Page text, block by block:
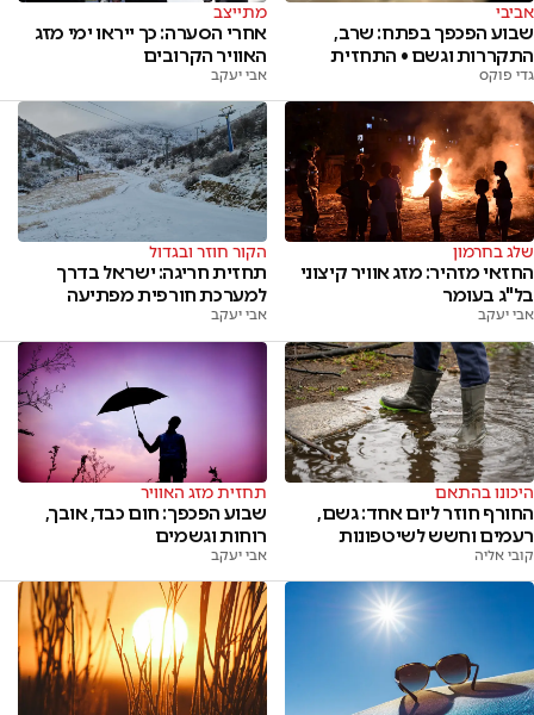
אביבי
שבוע הפכפך בפתח: שרב,
התקררות וגשם • התחזית
גדי פוקס
מתייצב
אחרי הסערה: כך ייראו ימי מזג
האוויר הקרובים
אבי יעקב
שלג בחרמון
החזאי מזהיר: מזג אוויר קיצוני
בל"ג בעומר
אבי יעקב
הקור חוזר ובגדול
תחזית חריגה: ישראל בדרך
למערכת חורפית מפתיעה
אבי יעקב
היכונו בהתאם
החורף חוזר ליום אחד: גשם,
רעמים וחשש לשיטפונות
קובי אליה
תחזית מזג האוויר
שבוע הפכפך: חום כבד, אובך,
רוחות וגשמים
אבי יעקב